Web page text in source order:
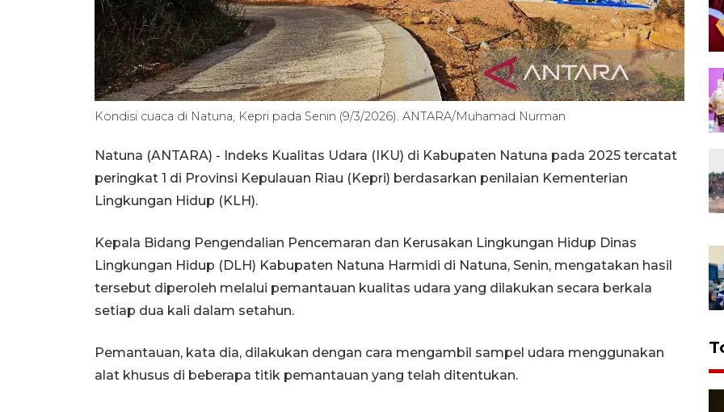
Kondisi cuaca di Natuna, Kepri pada Senin (9/3/2026). ANTARA/Muhamad Nurman
Natuna (ANTARA) - Indeks Kualitas Udara (IKU) di Kabupaten Natuna pada 2025 tercatat
peringkat 1 di Provinsi Kepulauan Riau (Kepri) berdasarkan penilaian Kementerian
Lingkungan Hidup (KLH).
Kepala Bidang Pengendalian Pencemaran dan Kerusakan Lingkungan Hidup Dinas
Lingkungan Hidup (DLH) Kabupaten Natuna Harmidi di Natuna, Senin, mengatakan hasil
tersebut diperoleh melalui pemantauan kualitas udara yang dilakukan secara berkala
setiap dua kali dalam setahun.
Pemantauan, kata dia, dilakukan dengan cara mengambil sampel udara menggunakan
alat khusus di beberapa titik pemantauan yang telah ditentukan.